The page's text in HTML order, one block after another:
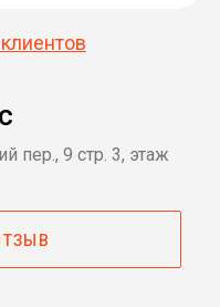
пер., 9 стр. 3, этаж